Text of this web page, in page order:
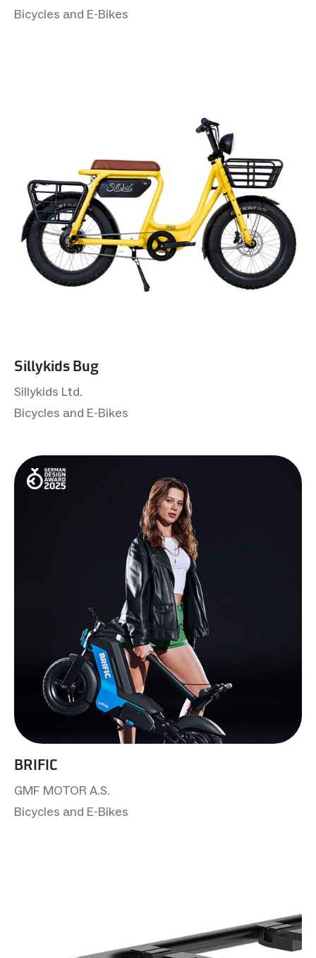
Bicycles and E-Bikes
Sillykids Bug
Sillykids Ltd.
Bicycles and E-Bikes
BRIFIC
GMF MOTOR A.S.
Bicycles and E-Bikes